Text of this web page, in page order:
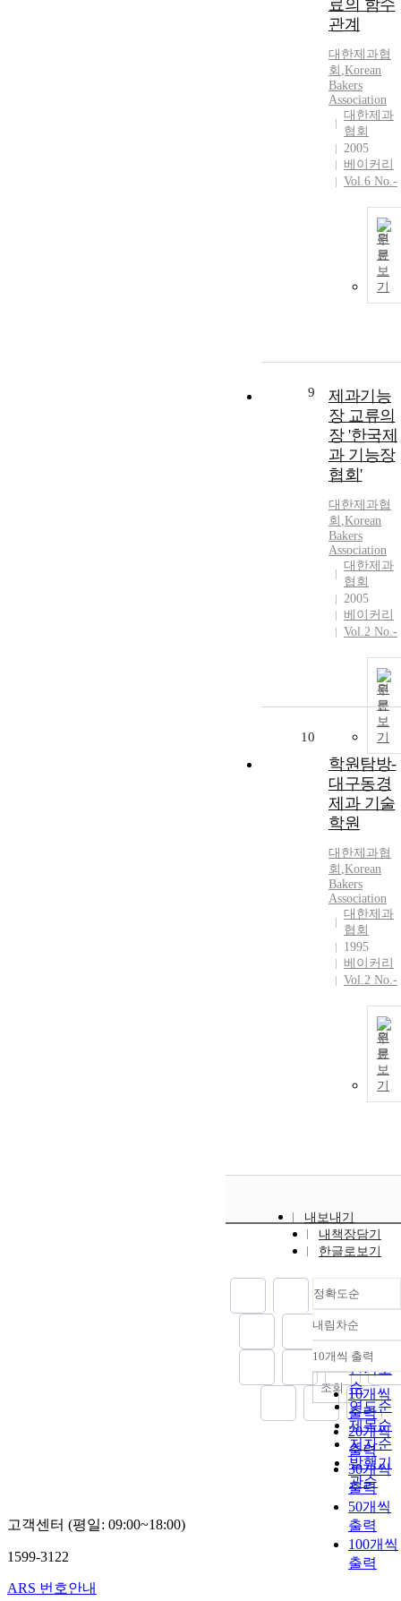
료의 함수
관계
대한제과협
회 ,Korean
Bakers
Association
대한제과
협회
2005
베이커리
Vol.6 No.-
원
문
보
기
9
제과기능
장 교류의
장 '한국제
과 기능장
협회'
대한제과협
회 ,Korean
Bakers
Association
대한제과
협회
2005
베이커리
Vol.2 No.-
원
문
보
기
10
학원탐방-
대구동경
제과 기술
학원
대한제과협
회 ,Korean
Bakers
Association
대한제과
협회
1995
베이커리
Vol.2 No.-
원
문
보
기
내보내기
내책장담기
한글로보기
정확도순
정확도
순
인기도
순
연도순
제목순
저자순
발행기
관순
내림차순
내림차
10개씩 출력
10개씩
출력
20개씩
출력
30개씩
출력
50개씩
출력
100개씩
출력
조회
고객센터 (평일: 09:00~18:00)
1599-3122
ARS 번호안내